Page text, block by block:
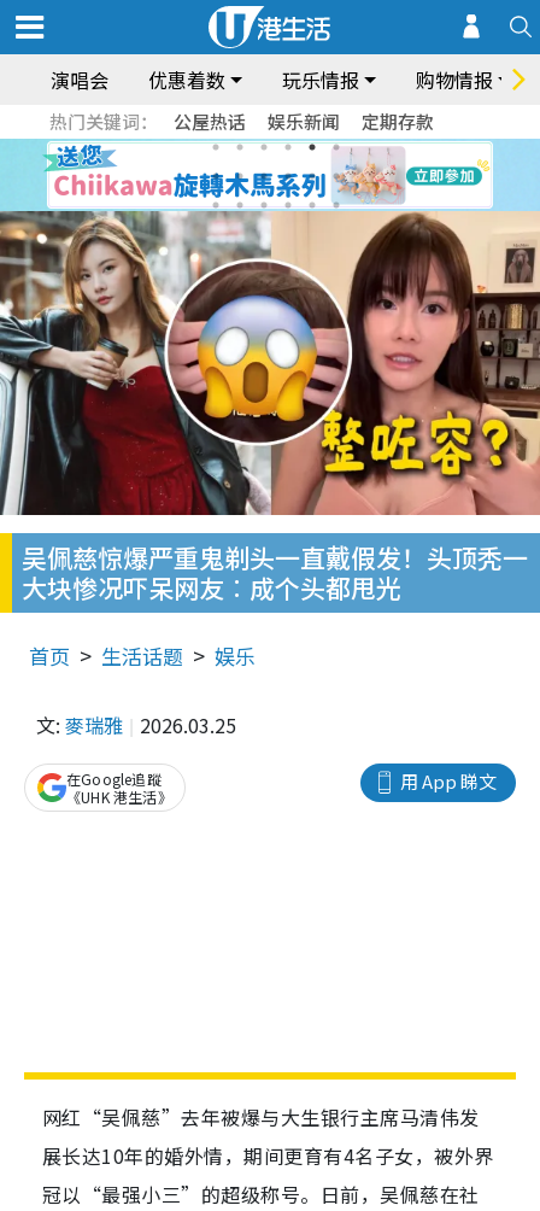
演唱会 优惠着数 玩乐情报 购物情报
热门关键词： 公屋热话 娱乐新闻 定期存款
吴佩慈惊爆严重鬼剃头一直戴假发！头顶秃一
大块惨况吓呆网友︰成个头都甩光
首页 生活话题 娱乐
文: 麥瑞雅 2026.03.25
用 App 睇文
在Google追蹤
《UHK 港生活》
网红“吴佩慈”去年被爆与大生银行主席马清伟发
展长达10年的婚外情，期间更育有4名子女，被外界
冠以“最强小三”的超级称号。日前，吴佩慈在社